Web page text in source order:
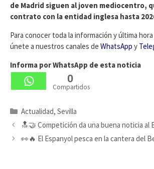
de Madrid siguen al joven mediocentro,
contrato con la entidad inglesa hasta
Para conocer toda la información y última hora
únete a nuestros canales de WhatsApp y
Informa por WhatsApp de esta noticia
0
Compartidos
Categorías
Actualidad, Sevilla
🔝🤝 Competición da una buena noticia al
👀🔥 El Espanyol pesca en la cantera del